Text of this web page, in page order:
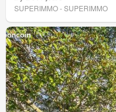
SUPERIMMO - SUPERIMMO